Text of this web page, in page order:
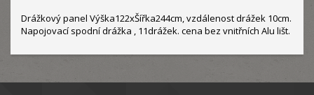
Drážkový panel Výška122xŠířka244cm, vzdálenost drážek 10cm.
Napojovací spodní drážka , 11drážek. cena bez vnitřních Alu lišt.